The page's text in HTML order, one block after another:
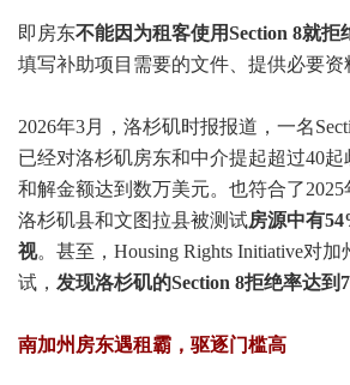
即房东不能因为租客使用Section 8就拒
填写补助项目需要的文件、提供必要资
2026年3月，洛杉矶时报报道，一名
已经对洛杉矶房东和中介提起超过40
和解金额达到数万美元。也符合了2025
洛杉矶县和文图拉县被测试房源中有
视。甚至，Housing Rights Initiative对
试， 发现洛杉矶的Section 8拒绝率达到
南加州房东遇租霸，驱逐门槛高